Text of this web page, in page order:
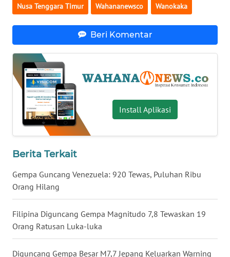
Nusa Tenggara Timur Wahananewsco Wanokaka
Beri Komentar
Install Aplikasi
Berita Terkait
Gempa Guncang Venezuela: 920 Tewas, Puluhan Ribu
Orang Hilang
Filipina Diguncang Gempa Magnitudo 7,8 Tewaskan 19
Orang Ratusan Luka-luka
Diguncang Gempa Besar M7,7 Jepang Keluarkan Warning
WN
RIAU
WN
SERAMBI
WN
JAMBI
WN
WN
WN